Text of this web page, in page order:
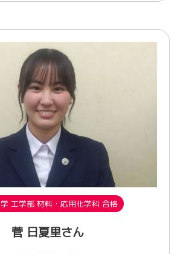
工学部 材料・応用化学科 合格
菅 日夏里さん